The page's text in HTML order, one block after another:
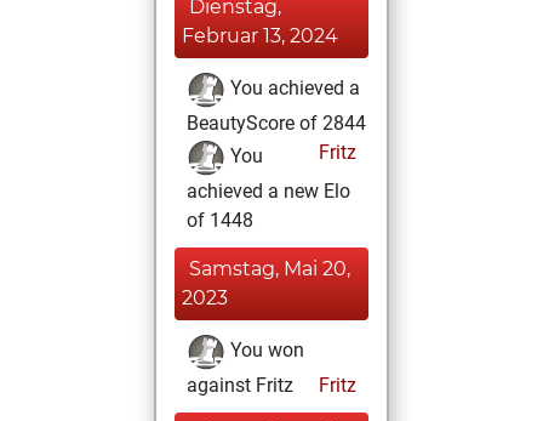
Dienstag,
Februar 13, 2024
You achieved a
BeautyScore of 2844
Fritz
You
achieved a new Elo
of 1448
Samstag, Mai 20,
2023
You won
against Fritz
Fritz